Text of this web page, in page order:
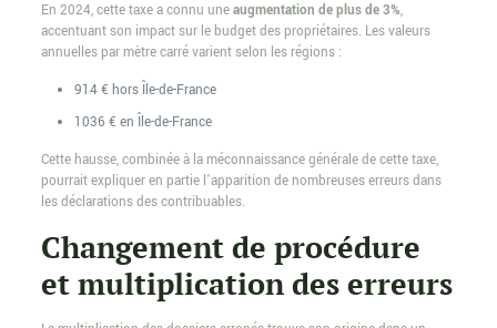
En 2024, cette taxe a connu uneaugmentation de plus de 3%,
accentuant son impact sur le budget des propriétaires. Les valeurs
annuelles par mètre carré varient selon les régions :
914 € hors Île-de-France
1036 € en Île-de-France
Cette hausse, combinée à la méconnaissance générale de cette taxe,
pourrait expliquer en partie l’apparition de nombreuses erreurs dans
les déclarations des contribuables.
Changement de procédure
et multiplication des erreurs